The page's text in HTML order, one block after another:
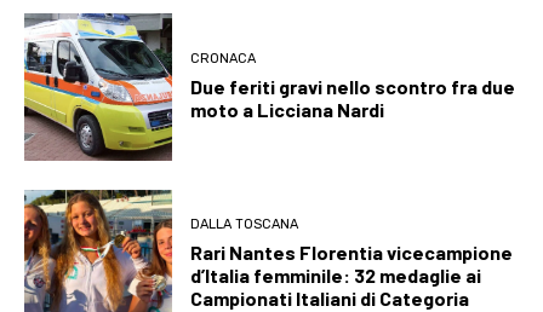
CRONACA
Due feriti gravi nello scontro fra due
moto a Licciana Nardi
DALLA TOSCANA
Rari Nantes Florentia vicecampione
d’Italia femminile: 32 medaglie ai
Campionati Italiani di Categoria